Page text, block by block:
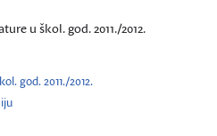
u škol. god. 2011./2012.
god. 2011./2012.